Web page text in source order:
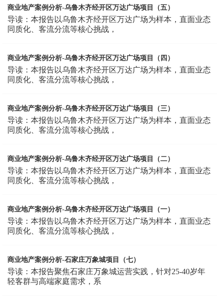
商业地产案例分析-乌鲁木齐经开区万达广场项目（五）
导读：本报告以乌鲁木齐经开区万达广场为样本，直面业态
同质化、客流分流等核心挑战，
商业地产案例分析-乌鲁木齐经开区万达广场项目（四）
导读：本报告以乌鲁木齐经开区万达广场为样本，直面业态
同质化、客流分流等核心挑战，
商业地产案例分析-乌鲁木齐经开区万达广场项目（三）
导读：本报告以乌鲁木齐经开区万达广场为样本，直面业态
同质化、客流分流等核心挑战，
商业地产案例分析-乌鲁木齐经开区万达广场项目（二）
导读：本报告以乌鲁木齐经开区万达广场为样本，直面业态
同质化、客流分流等核心挑战，
商业地产案例分析-乌鲁木齐经开区万达广场项目（一）
导读：本报告以乌鲁木齐经开区万达广场为样本，直面业态
同质化、客流分流等核心挑战，
商业地产案例分析-石家庄万象城项目（七）
导读：本报告聚焦石家庄万象城运营实践，针对25-40岁年
轻客群与高端家庭需求，系